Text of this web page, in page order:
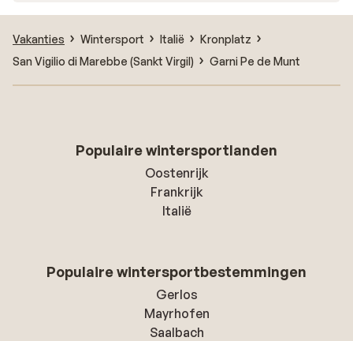
Vakanties Wintersport Italië
Kronplatz
San Vigilio di Marebbe (Sankt Virgil)
Garni Pe de Munt
Populaire wintersportlanden
Oostenrijk
Frankrijk
Italië
Populaire wintersportbestemmingen
Gerlos
Mayrhofen
Saalbach